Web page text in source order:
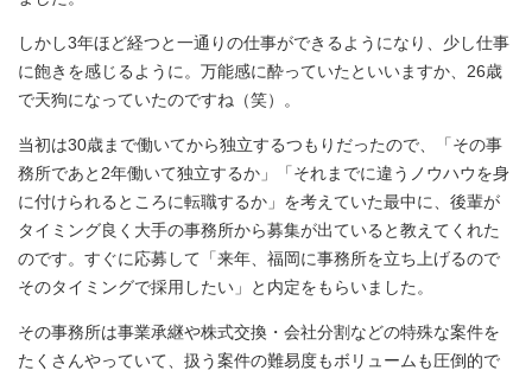
しかし3年ほど経つと一通りの仕事ができるようになり、少し仕事
に飽きを感じるように。万能感に酔っていたといいますか、26歳
で天狗になっていたのですね（笑）。
当初は30歳まで働いてから独立するつもりだったので、「その事
務所であと2年働いて独立するか」「それまでに違うノウハウを身
に付けられるところに転職するか」を考えていた最中に、後輩が
タイミング良く大手の事務所から募集が出ていると教えてくれた
のです。すぐに応募して「来年、福岡に事務所を立ち上げるので
そのタイミングで採用したい」と内定をもらいました。
その事務所は事業承継や株式交換・会社分割などの特殊な案件を
たくさんやっていて、扱う案件の難易度もボリュームも圧倒的で